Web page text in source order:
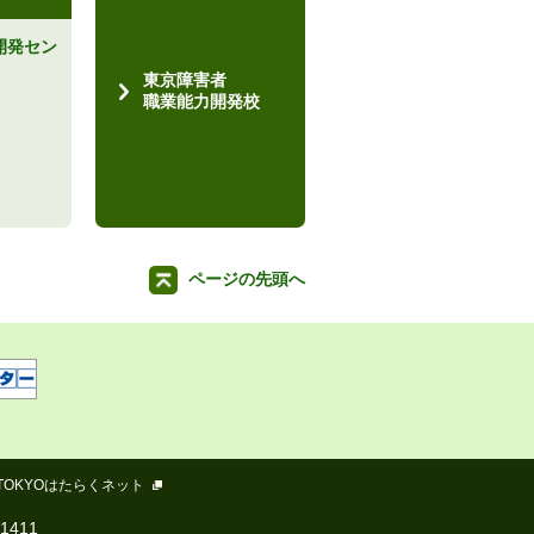
発セン
東京障害者
職業能力開発校
ページの先頭へ
はたらくネット